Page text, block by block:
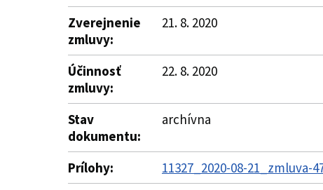
Zverejnenie
zmluvy:
21. 8. 2020
Účinnosť
zmluvy:
22. 8. 2020
Stav
dokumentu:
archívna
Prílohy:
11327_2020-08-